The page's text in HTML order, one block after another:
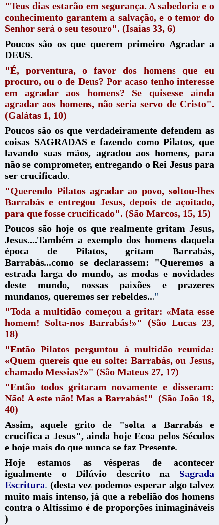
"Teus dias estarão em segurança. A sabedoria e o
conhecimento garantem a salvação, e o temor do
Senhor será o seu tesouro". (Isaías 33, 6)
Poucos são os que querem primeiro Agradar a
DEUS.
"É, porventura, o favor dos homens que eu
procuro, ou o de Deus? Por acaso tenho interesse
em agradar aos homens? Se quisesse ainda
agradar aos homens, não seria servo de Cristo".
(Galátas 1, 10)
Poucos são os que verdadeiramente defendem as
coisas SAGRADAS e fazendo como Pilatos, que
lavando suas mãos, agradou aos homens, para
não se comprometer, entregando o Rei Jesus para
ser crucificado.
"Querendo Pilatos agradar ao povo, soltou-lhes
Barrabás e entregou Jesus, depois de açoitado,
para que fosse crucificado". (São Marcos, 15, 15)
Poucos são hoje os que realmente gritam Jesus,
Jesus....Também a exemplo dos homens daquela
época de Pilatos, gritam Barrabás,
Barrabás...como se declarassem: "Queremos a
estrada larga do mundo, as modas e novidades
deste mundo, nossas paixões e prazeres
mundanos, queremos ser rebeldes..."
"Toda a multidão começou a gritar: «Mata esse
homem! Solta-nos Barrabás!»" (São Lucas 23,
18)
"Então Pilatos perguntou à multidão reunida:
«Quem quereis que eu solte: Barrabás, ou Jesus,
chamado Messias?»" (São Mateus 27, 17)
"Então todos gritaram novamente e disseram:
Não! A este não! Mas a Barrabás!" (São João 18,
40)
Assim, aquele grito de "solta a Barrabás e
crucifica a Jesus", ainda hoje Ecoa pelos Séculos
e hoje mais do que nunca se faz Presente.
Hoje estamos as vésperas de acontecer
igualmente o Dilúvio descrito na
Sagrada
Escritura. (desta vez podemos esperar algo talvez
muito mais intenso, já que a rebelião dos homens
contra o Altissimo é de proporções inimagináveis
)